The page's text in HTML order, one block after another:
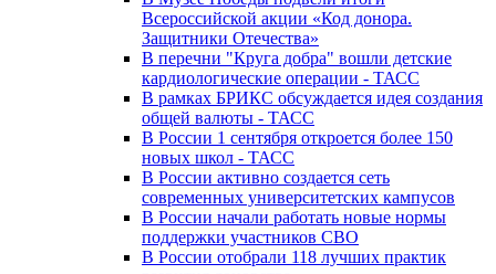
Всероссийской акции «Код донора.
Защитники Отечества»
В перечни "Круга добра" вошли детские
кардиологические операции - ТАСС
В рамках БРИКС обсуждается идея создания
общей валюты - ТАСС
В России 1 сентября откроется более 150
новых школ - ТАСС
В России активно создается сеть
современных университетских кампусов
В России начали работать новые нормы
поддержки участников СВО
В России отобрали 118 лучших практик